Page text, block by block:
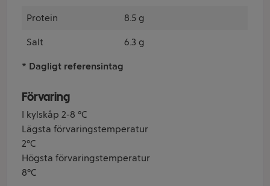
Protein 8.5 g
Salt 6.3 g
* Dagligt referensintag
Förvaring
I kylskåp 2-8 °C
Lägsta förvaringstemperatur
2°C
Högsta förvaringstemperatur
8°C